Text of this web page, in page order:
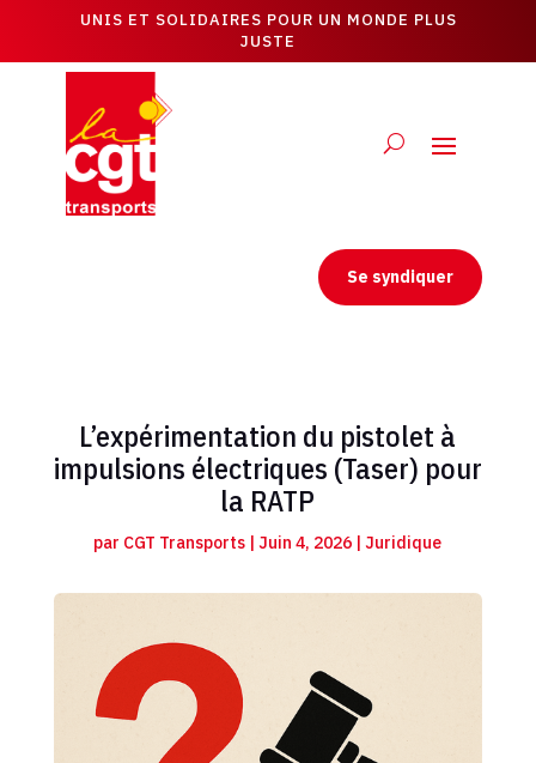
UNIS ET SOLIDAIRES POUR UN MONDE PLUS
JUSTE
Se syndiquer
L’expérimentation du pistolet à
impulsions électriques (Taser) pour
la RATP
par CGT Transports |Juin 4, 2026 |Juridique